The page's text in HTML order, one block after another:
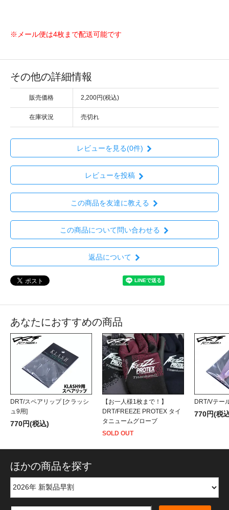
※メール便は4枚まで配送可能です
その他の詳細情報
販売価格 2,200円(税込)
在庫状況 売切れ
レビューを見る(0件)
レビューを投稿
この商品を友達に教える
この商品について問い合わせる
返品について
あなたにおすすめの商品
DRT/スペアリップ [クラッシ
ュ9用]
770円(税込)
【お一人様1枚まで！】
DRT/FREEZE PROTEX タイ
タニュームグローブ
SOLD OUT
DRT/Vテー
770円(税
ほかの商品を探す